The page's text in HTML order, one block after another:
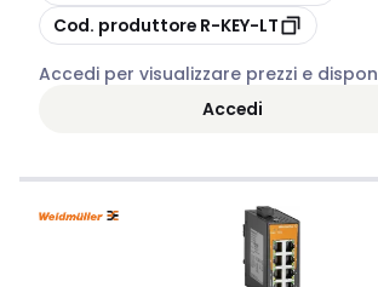
copia
Cod. produttore R-KEY-LT
Accedi per visualizzare prezzi e
Accedi